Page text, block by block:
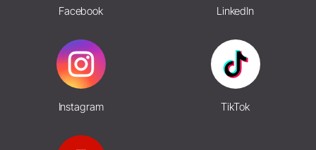
Facebook LinkedIn
Instagram TikTok